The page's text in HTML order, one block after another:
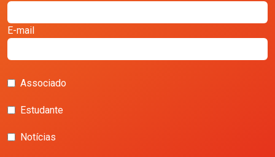
E-mail
Associado
Estudante
Notícias